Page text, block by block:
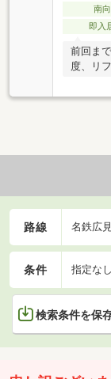
南
即入
前回ま
度、リ
５５０
うぞ。
路線 名鉄広
条件 指定なし
検索条件を保